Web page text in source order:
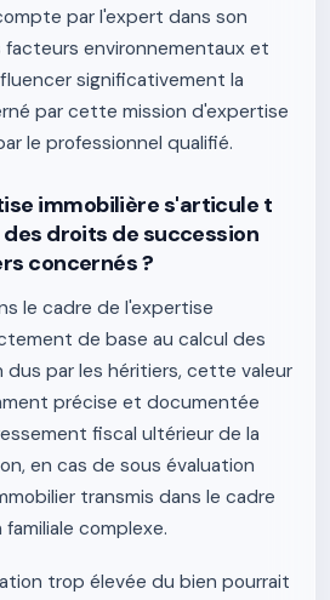
par l'expert dans son
facteurs environnementaux et
significativement la
par cette mission d'expertise
le professionnel qualifié.
immobilière s'articule t
droits de succession
concernés ?
le cadre de l'expertise
de base au calcul des
par les héritiers, cette valeur
précise et documentée
fiscal ultérieur de la
en cas de sous évaluation
transmis dans le cadre
complexe.
trop élevée du bien pourrait